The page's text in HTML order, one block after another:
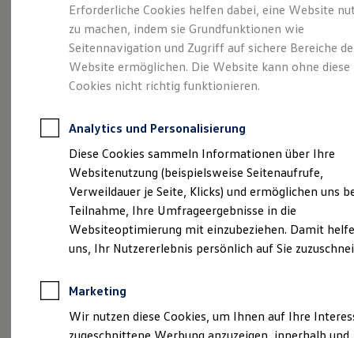
Leasing
Leasing-Angebote
Gebrauchtwagen Leasing
Junge Gebrauchtwagen-Leasing
Elektroauto Leasing
Kleinwagen-Leasing
Leasing ohne Anzahlung
Autokredit mit Schlussrate
Versicherungen und Garantien
Kfz-Versicherung
Restschuldversicherungen
Garantien
Wartungsverträge
Geschäftskunden
Professional Class bei Volkswagen
Großkunden
Behörden
Anpfiff zum Gewinn
Elektroautos
Eine Spur Extra. Der
neue vollelektrische
ID. Polo
Impressum & Rechtliches
Erforderliche Cookies helfen dabei, eine Website
zu machen, indem sie Grundfunktionen wie
Seitennavigation und Zugriff auf sichere Bereiche
Website ermöglichen. Die Website kann ohne diese
Cookies nicht richtig funktionieren.
Analytics und Personalisierung
Diese Cookies sammeln Informationen über Ihre
Websitenutzung (beispielsweise Seitenaufrufe,
Verweildauer je Seite, Klicks) und ermöglichen uns
Teilnahme, Ihre Umfrageergebnisse in die
Websiteoptimierung mit einzubeziehen. Damit
uns, Ihr Nutzererlebnis persönlich auf Sie
Marketing
Wir nutzen diese Cookies, um Ihnen auf Ihre
zugeschnittene Werbung anzuzeigen, innerhalb und